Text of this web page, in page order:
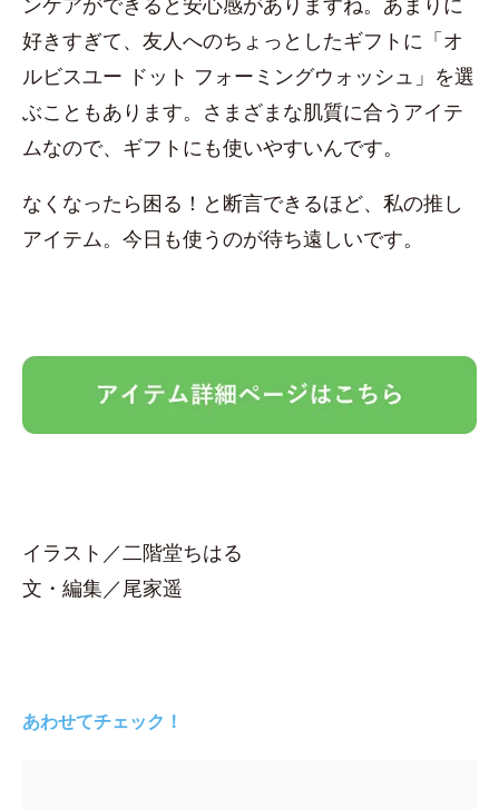
好きすぎて、友人へのちょっとしたギフトに「オ
ルビスユー ドット フォーミングウォッシュ」を選
ぶこともあります。さまざまな肌質に合うアイテ
ムなので、ギフトにも使いやすいんです。
なくなったら困る！と断言できるほど、私の推し
アイテム。今日も使うのが待ち遠しいです。
イラスト／二階堂ちはる
文・編集／尾家遥
あわせてチェック！